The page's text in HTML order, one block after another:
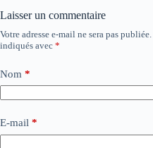
Laisser un commentaire
Votre adresse e-mail ne sera pas publiée.
indiqués avec *
Nom *
E-mail *